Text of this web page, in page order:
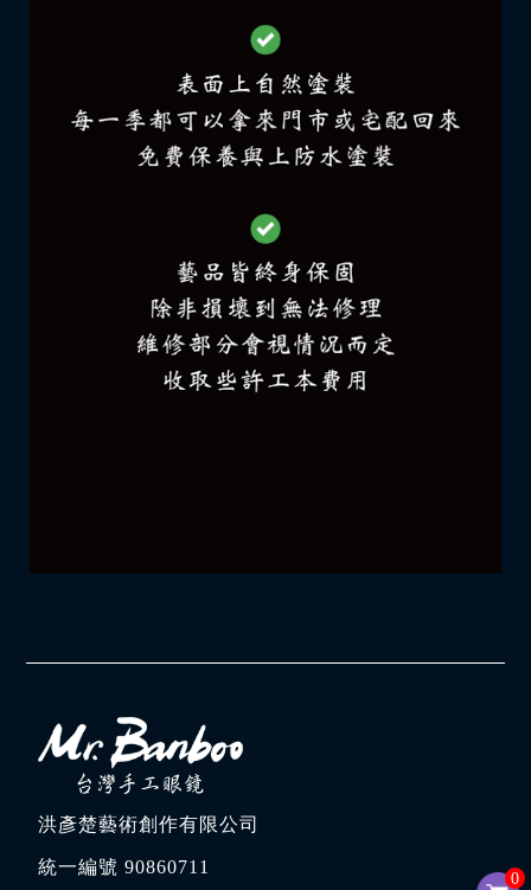
0
洪彥楚藝術創作有限公司
統一編號 90860711